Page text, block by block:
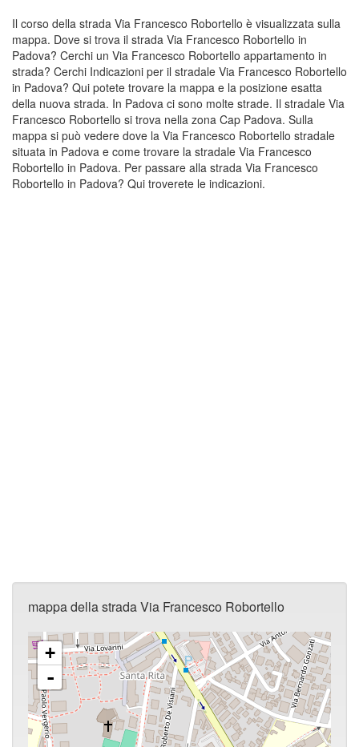
Il corso della strada Via Francesco Robortello è visualizzata sulla
mappa. Dove si trova il strada Via Francesco Robortello in
Padova? Cerchi un Via Francesco Robortello appartamento in
strada? Cerchi Indicazioni per il stradale Via Francesco Robortello
in Padova? Qui potete trovare la mappa e la posizione esatta
della nuova strada. In Padova ci sono molte strade. Il stradale Via
Francesco Robortello si trova nella zona Cap Padova. Sulla
mappa si può vedere dove la Via Francesco Robortello stradale
situata in Padova e come trovare la stradale Via Francesco
Robortello in Padova. Per passare alla strada Via Francesco
Robortello in Padova? Qui troverete le indicazioni.
mappa della strada Via Francesco Robortello
+
-